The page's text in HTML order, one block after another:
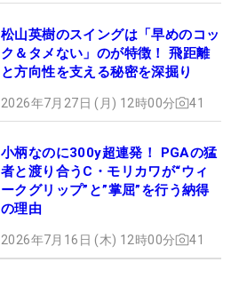
松山英樹のスイングは「早めのコッ
ク＆タメない」のが特徴！ 飛距離
と方向性を支える秘密を深掘り
2026年7月27日 (月) 12時00分 41
小柄なのに300y超連発！ PGAの猛
者と渡り合うC・モリカワが“ウィ
ークグリップ”と”掌屈”を行う納得
の理由
2026年7月16日 (木) 12時00分 41